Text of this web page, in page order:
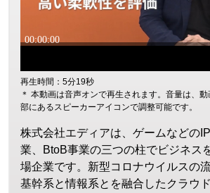
再生時間：5分19秒
＊ 本動画は音声オンで再生されます。音量は、
部にあるスピーカーアイコンで調整可能です。
株式会社エディアは、ゲームなどの
業、BtoB事業の三つの柱でビジネス
場企業です。新型コロナウイルスの
基幹系と情報系とを融合したクラウ